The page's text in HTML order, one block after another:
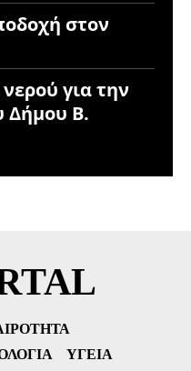
στον
για την
Δήμου Β.
ΥΓΕΊΑ